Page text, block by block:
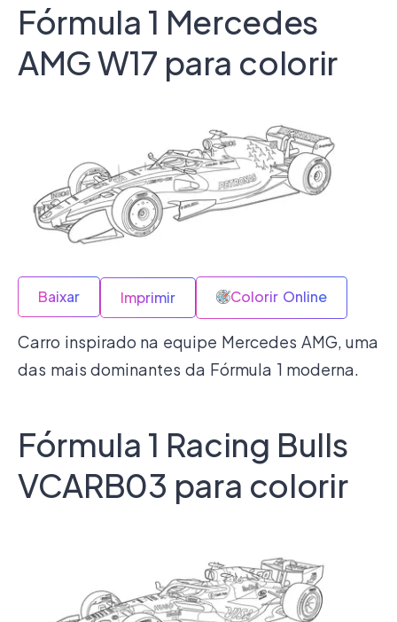
Fórmula 1 Mercedes
AMG W17 para colorir
Baixar Imprimir Colorir Online
Carro inspirado na equipe Mercedes AMG, uma
das mais dominantes da Fórmula 1 moderna.
Fórmula 1 Racing Bulls
VCARB03 para colorir